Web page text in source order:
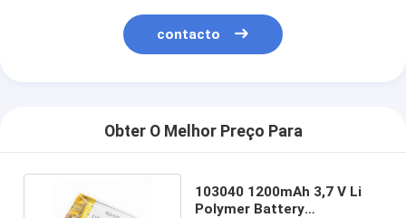
contacto
Obter O Melhor Preço Para
103040 1200mAh 3,7 V Li
Polymer Battery